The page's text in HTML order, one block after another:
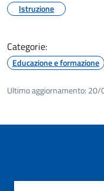
Istruzione
Categorie:
Educazione e formazione
Ultimo aggiornamento: 20/